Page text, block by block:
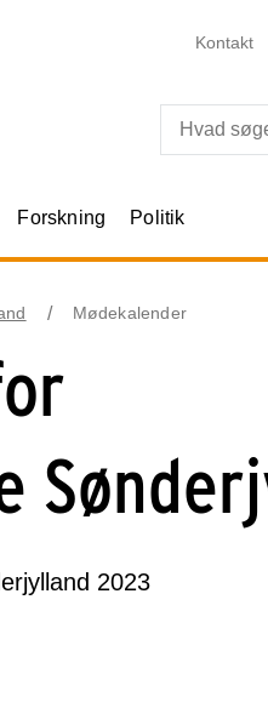
Kontakt
Forskning Politik
Mødekalender
2023